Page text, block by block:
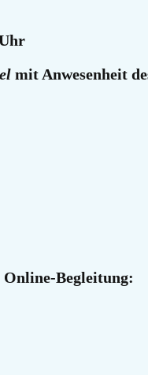
mit Anwesenheit
Begleitung: